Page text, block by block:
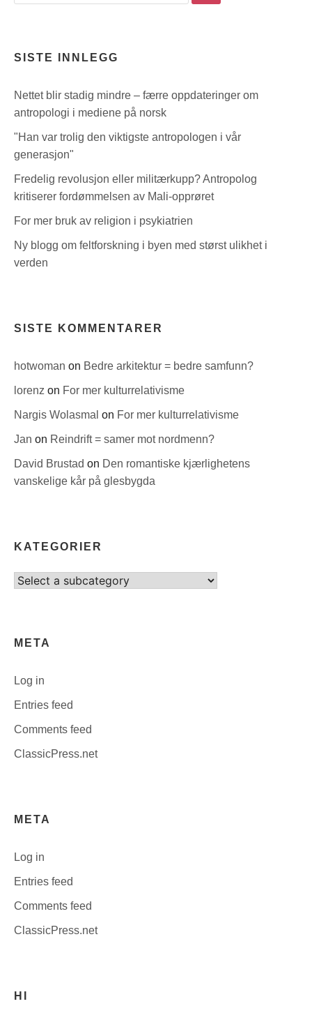
the
SISTE INNLEGG
Nettet blir stadig mindre – færre oppdateringer om
antropologi i mediene på norsk
"Han var trolig den viktigste antropologen i vår
generasjon"
Fredelig revolusjon eller militærkupp? Antropolog
kritiserer fordømmelsen av Mali-opprøret
For mer bruk av religion i psykiatrien
Ny blogg om feltforskning i byen med størst ulikhet i
verden
SISTE KOMMENTARER
hotwoman on Bedre arkitektur = bedre samfunn?
lorenz on For mer kulturrelativisme
Nargis Wolasmal on For mer kulturrelativisme
Jan on Reindrift = samer mot nordmenn?
David Brustad on Den romantiske kjærlighetens
vanskelige kår på glesbygda
KATEGORIER
Select
META
Log in
Entries feed
Comments feed
ClassicPress.net
META
Log in
Entries feed
Comments feed
ClassicPress.net
HI